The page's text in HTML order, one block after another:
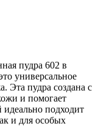
пудра 602 в
универсальное
Эта пудра создана с
и помогает
идеально подходит
и для особых